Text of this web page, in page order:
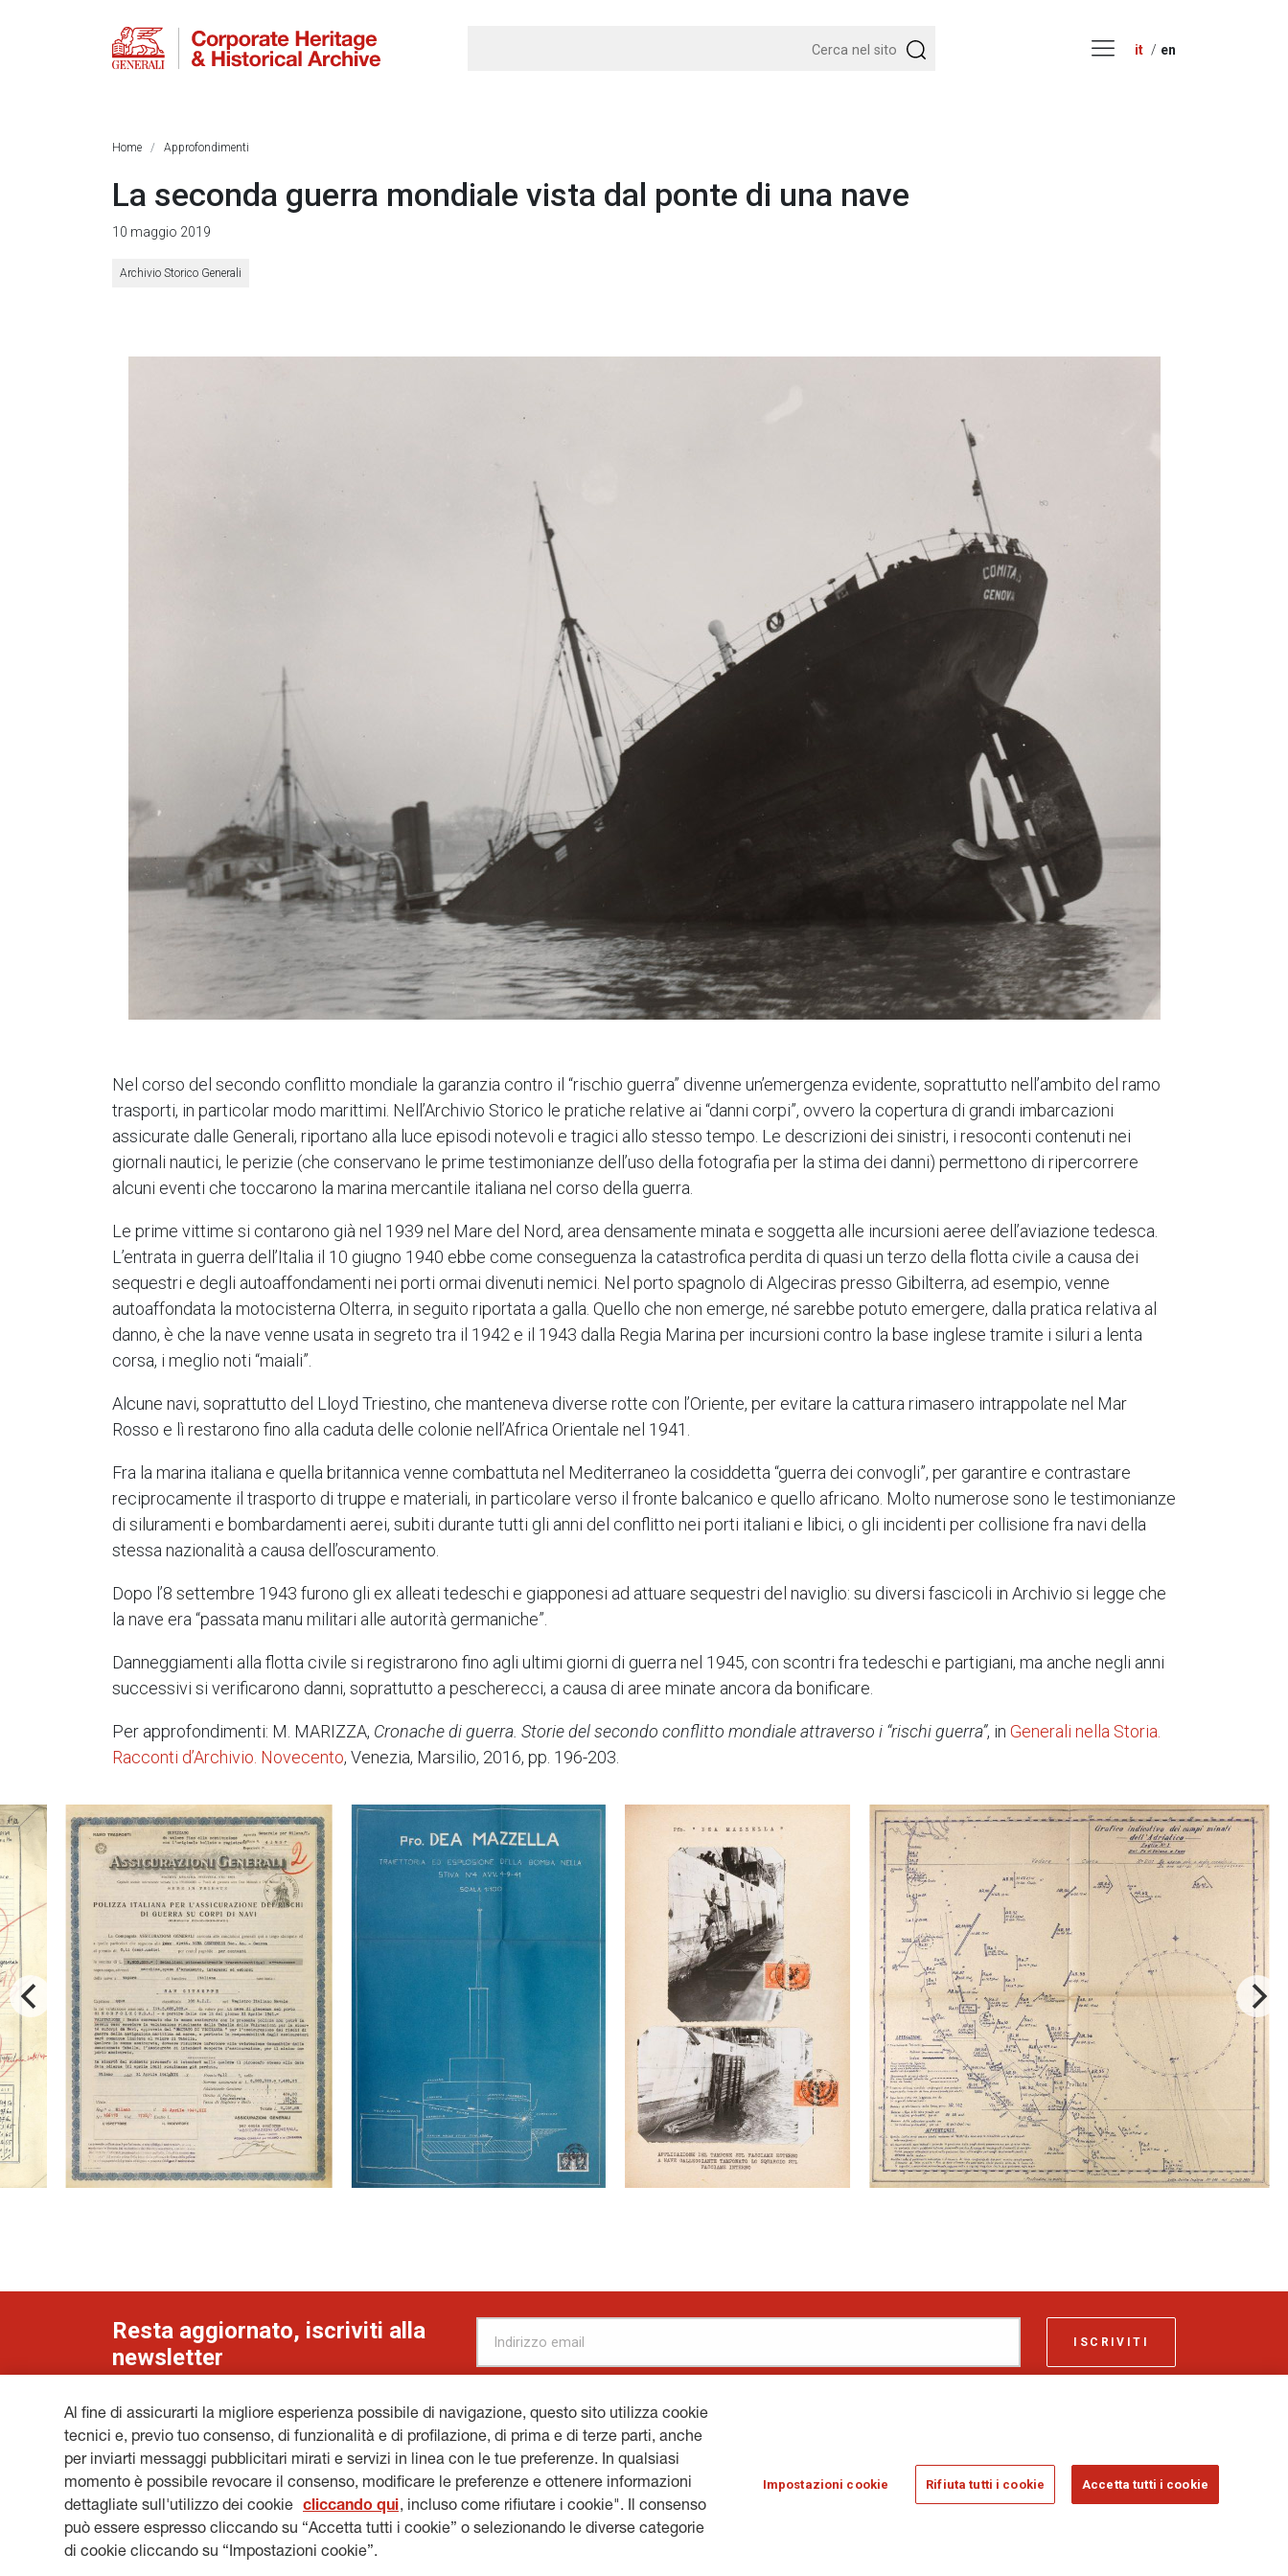
it en
Home Approfondimenti
La seconda guerra mondiale vista dal ponte di una nave
10 maggio 2019
Archivio Storico Generali
Nel corso del secondo conflitto mondiale la garanzia contro il “rischio guerra” divenne un’emergenza evidente, soprattutto nell’ambito del ramo
trasporti, in particolar modo marittimi. Nell’Archivio Storico le pratiche relative ai “danni corpi”, ovvero la copertura di grandi imbarcazioni
assicurate dalle Generali, riportano alla luce episodi notevoli e tragici allo stesso tempo. Le descrizioni dei sinistri, i resoconti contenuti nei
giornali nautici, le perizie (che conservano le prime testimonianze dell’uso della fotografia per la stima dei danni) permettono di ripercorrere
alcuni eventi che toccarono la marina mercantile italiana nel corso della guerra.
Le prime vittime si contarono già nel 1939 nel Mare del Nord, area densamente minata e soggetta alle incursioni aeree dell’aviazione tedesca.
L’entrata in guerra dell’Italia il 10 giugno 1940 ebbe come conseguenza la catastrofica perdita di quasi un terzo della flotta civile a causa dei
sequestri e degli autoaffondamenti nei porti ormai divenuti nemici. Nel porto spagnolo di Algeciras presso Gibilterra, ad esempio, venne
autoaffondata la motocisterna Olterra, in seguito riportata a galla. Quello che non emerge, né sarebbe potuto emergere, dalla pratica relativa al
danno, è che la nave venne usata in segreto tra il 1942 e il 1943 dalla Regia Marina per incursioni contro la base inglese tramite i siluri a lenta
corsa, i meglio noti “maiali”.
Alcune navi, soprattutto del Lloyd Triestino, che manteneva diverse rotte con l’Oriente, per evitare la cattura rimasero intrappolate nel Mar
Rosso e lì restarono fino alla caduta delle colonie nell’Africa Orientale nel 1941.
Fra la marina italiana e quella britannica venne combattuta nel Mediterraneo la cosiddetta “guerra dei convogli”, per garantire e contrastare
reciprocamente il trasporto di truppe e materiali, in particolare verso il fronte balcanico e quello africano. Molto numerose sono le testimonianze
di siluramenti e bombardamenti aerei, subiti durante tutti gli anni del conflitto nei porti italiani e libici, o gli incidenti per collisione fra navi della
stessa nazionalità a causa dell’oscuramento.
Dopo l’8 settembre 1943 furono gli ex alleati tedeschi e giapponesi ad attuare sequestri del naviglio: su diversi fascicoli in Archivio si legge che
la nave era “passata manu militari alle autorità germaniche”.
Danneggiamenti alla flotta civile si registrarono fino agli ultimi giorni di guerra nel 1945, con scontri fra tedeschi e partigiani, ma anche negli anni
successivi si verificarono danni, soprattutto a pescherecci, a causa di aree minate ancora da bonificare.
Per approfondimenti: M. MARIZZA, Cronache di guerra. Storie del secondo conflitto mondiale attraverso i “rischi guerra”, in Generali nella Storia.
Racconti d’Archivio. Novecento, Venezia, Marsilio, 2016, pp. 196-203.
Resta aggiornato, iscriviti alla
newsletter
ISCRIVITI
NOTE LEGALI COOKIES PRIVACY & GDPR GENERALI.COM
HERITAGE@GENERALI.COM
© ASSICURAZIONI GENERALI S.P.A. - VAT 01333550323
Al fine di assicurarti la migliore esperienza possibile di navigazione, questo sito utilizza cookie
tecnici e, previo tuo consenso, di funzionalità e di profilazione, di prima e di terze parti, anche
per inviarti messaggi pubblicitari mirati e servizi in linea con le tue preferenze. In qualsiasi
momento è possibile revocare il consenso, modificare le preferenze e ottenere informazioni
dettagliate sull'utilizzo dei cookie
cliccando qui, incluso come rifiutare i cookie". Il consenso
può essere espresso cliccando su “Accetta tutti i cookie” o selezionando le diverse categorie
di cookie cliccando su “Impostazioni cookie”.
Impostazioni cookie Rifiuta tutti i cookie Accetta tutti i cookie